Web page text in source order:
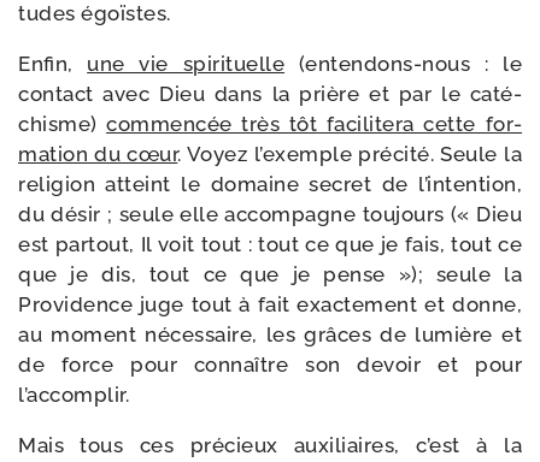
tudes égoïstes.
Enfin, une vie spi­ri­tuelle (entendons-​nous : le
contact avec Dieu dans la prière et par le caté­
chisme)com­men­cée très tôt faci­li­te­ra cette for­
ma­tion du cœur. Voyez l’exemple pré­ci­té. Seule la
reli­gion atteint le domaine secret de l’in­ten­tion,
du désir ; seule elle accom­pagne tou­jours (« Dieu
est par­tout, Il voit tout : tout ce que je fais, tout ce
que je dis, tout ce que je pense »); seule la
Providence juge tout à fait exac­te­ment et donne,
au moment néces­saire, les grâces de lumière et
de force pour connaître son devoir et pour
l’accomplir.
Mais tous ces pré­cieux auxi­liaires, c’est à la